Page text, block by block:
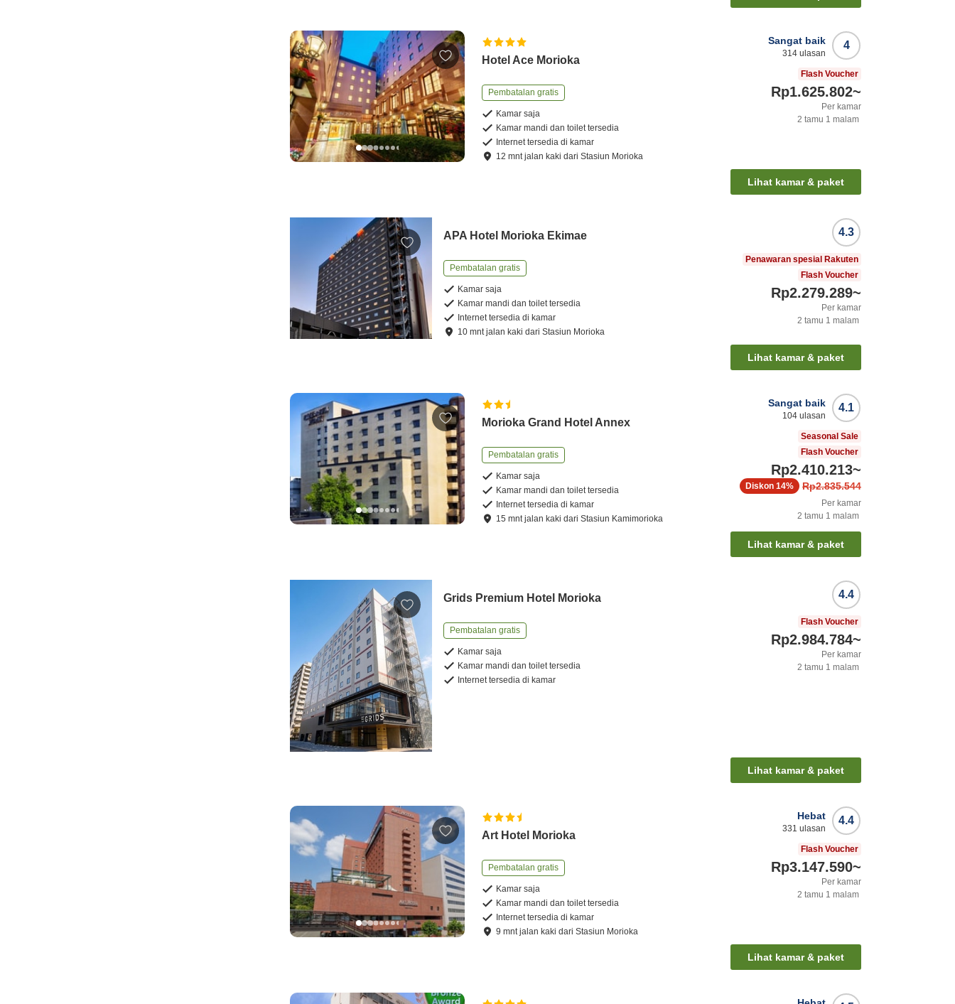
Hotel Ace Morioka
Pembatalan gratis
Kamar saja
Kamar mandi dan toilet tersedia
Internet tersedia di kamar
12 mntjalan kaki dariStasiun Morioka
4
Sangat baik
314 ulasan
Flash Voucher
Rp1.625.802~
Per kamar
2 tamu 1 malam
Lihat kamar & paket
APA Hotel Morioka Ekimae
Pembatalan gratis
Kamar saja
Kamar mandi dan toilet tersedia
Internet tersedia di kamar
10 mntjalan kaki dariStasiun Morioka
4.3
Penawaran spesial Rakuten
Flash Voucher
Rp2.279.289~
Per kamar
2 tamu 1 malam
Lihat kamar & paket
Morioka Grand Hotel Annex
Pembatalan gratis
Kamar saja
Kamar mandi dan toilet tersedia
Internet tersedia di kamar
15 mntjalan kaki dariStasiun Kamimorioka
4.1
Sangat baik
104 ulasan
Seasonal Sale
Flash Voucher
Rp2.410.213~
Rp2.835.544
Diskon 14%
Per kamar
2 tamu 1 malam
Lihat kamar & paket
Grids Premium Hotel Morioka
Pembatalan gratis
Kamar saja
Kamar mandi dan toilet tersedia
Internet tersedia di kamar
4.4
Flash Voucher
Rp2.984.784~
Per kamar
2 tamu 1 malam
Lihat kamar & paket
Art Hotel Morioka
Pembatalan gratis
Kamar saja
Kamar mandi dan toilet tersedia
Internet tersedia di kamar
9 mntjalan kaki dariStasiun Morioka
4.4
Hebat
331 ulasan
Flash Voucher
Rp3.147.590~
Per kamar
2 tamu 1 malam
Lihat kamar & paket